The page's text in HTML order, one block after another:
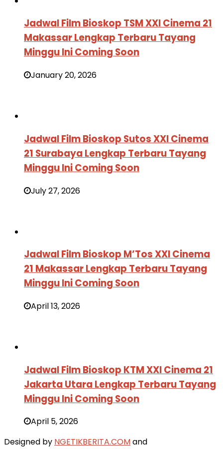
Jadwal Film Bioskop TSM XXI Cinema 21
Makassar Lengkap Terbaru Tayang
Minggu Ini Coming Soon
January 20, 2026
Jadwal Film Bioskop Sutos XXI Cinema
21 Surabaya Lengkap Terbaru Tayang
Minggu Ini Coming Soon
July 27, 2026
Jadwal Film Bioskop M’Tos XXI Cinema
21 Makassar Lengkap Terbaru Tayang
Minggu Ini Coming Soon
April 13, 2026
Jadwal Film Bioskop KTM XXI Cinema 21
Jakarta Utara Lengkap Terbaru Tayang
Minggu Ini Coming Soon
April 5, 2026
Designed by NGETIKBERITA.COMand